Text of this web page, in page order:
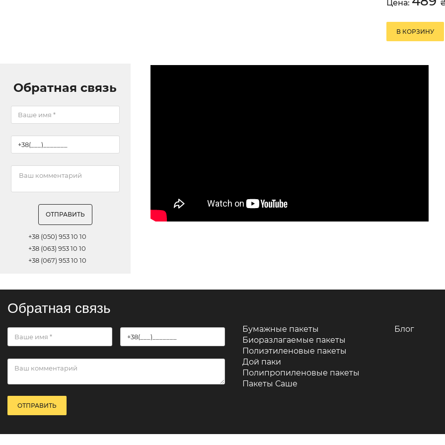
Обратная связь
ОТПРАВИТЬ
+38 (050) 953 10 10
+38 (063) 953 10 10
+38 (067) 953 10 10
Цена:
В КОРЗИНУ
Обратная связь
ОТПРАВИТЬ
Бумажные пакеты
Биоразлагаемые пакеты
Полиэтиленовые пакеты
Дой паки
Полипропиленовые пакеты
Пакеты Саше
Блог